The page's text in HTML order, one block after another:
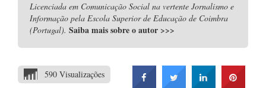
Licenciada em Comunicação Social na vertente Jornalismo e
Informação pela Escola Superior de Educação de Coimbra
(Portugal). Saiba mais sobre o autor >>>
590 Visualizações